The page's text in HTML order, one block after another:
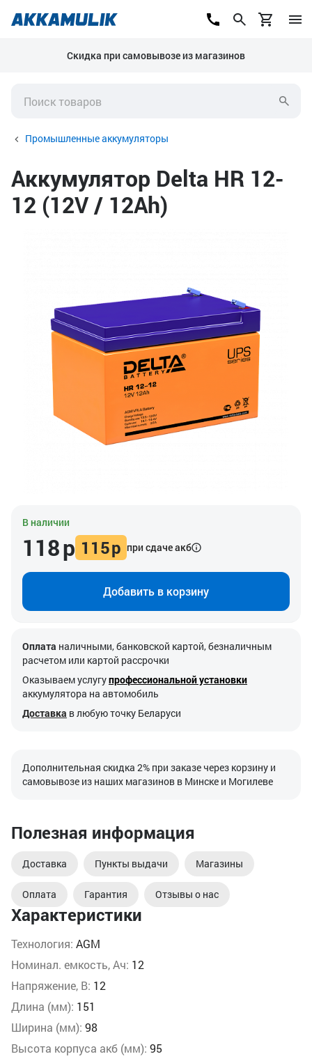
Скидка при самовывозе из магазинов
Промышленные аккумуляторы
Аккумулятор Delta HR 12-
12 (12V / 12Ah)
Характеристики
Технология: AGM
Номинал. емкость, Ач: 12
Напряжение, В: 12
Длина (мм): 151
Ширина (мм): 98
Высота корпуса акб (мм): 95
В наличии
118р 115р при сдаче акб
Добавить в корзину
Оплата наличными, банковской картой, безналичным
расчетом или картой рассрочки
Оказываем услугупрофессиональной установки
аккумулятора на автомобиль
Доставка в любую точку Беларуси
Дополнительная скидка 2% при заказе через корзину и
самовывозе из наших магазинов в Минске и Могилеве
Полезная информация
Доставка Пункты выдачи Магазины
Оплата Гарантия Отзывы о нас